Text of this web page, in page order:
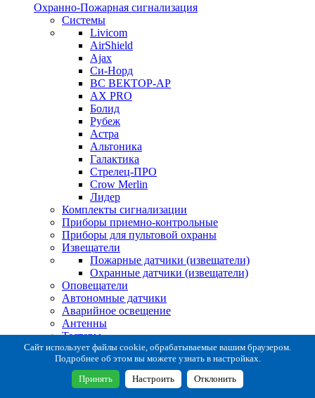
Охранно-Пожарная сигнализация
Системы
Livicom
AirShield
Ajax
Си-Норд
ВС ВЕКТОР-АР
AX PRO
Болид
Рубеж
Астра
Альтоника
Галактика
Стрелец-ПРО
Crow Merlin
Лидер
Комплекты сигнализации
Приборы приемно-контрольные
Приборы для пультовой охраны
Извещатели
Пожарные датчики (извещатели)
Охранные датчики (извещатели)
Оповещатели
Автономные датчики
Аварийное освещение
Антенны
Тестеры
Система сбора извещений
Расходные и монтажные материалы
Коробки коммутационные
Кронштейны для извещателей
Сайт использует файлы cookie, обрабатываемые вашим браузером.
Подробнее об этом вы можете узнать в настройках.
Принять Настроить Отклонить